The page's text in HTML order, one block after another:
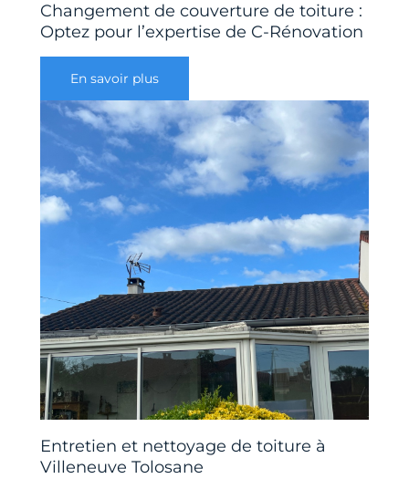
Changement de couverture de toiture :
Optez pour l’expertise de C-Rénovation
En savoir plus
Entretien et nettoyage de toiture à
Villeneuve Tolosane